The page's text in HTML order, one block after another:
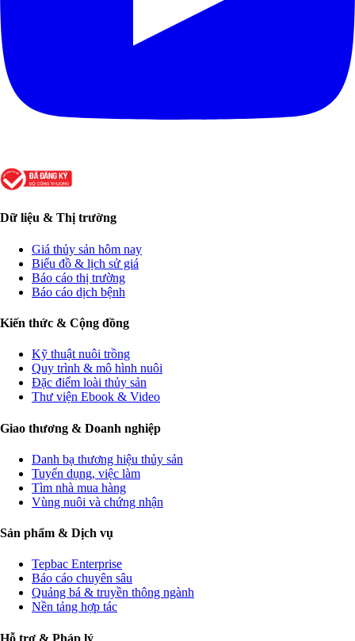
Dữ liệu & Thị trường
Giá thủy sản hôm nay
Biểu đồ & lịch sử giá
Báo cáo thị trường
Báo cáo dịch bệnh
Kiến thức & Cộng đồng
Kỹ thuật nuôi trồng
Quy trình & mô hình nuôi
Đặc điểm loài thủy sản
Thư viện Ebook & Video
Giao thương & Doanh nghiệp
Danh bạ thương hiệu thủy sản
Tuyển dụng, việc làm
Tìm nhà mua hàng
Vùng nuôi và chứng nhận
Sản phẩm & Dịch vụ
Tepbac Enterprise
Báo cáo chuyên sâu
Quảng bá & truyền thông ngành
Nền tảng hợp tác
Hỗ trợ & Pháp lý